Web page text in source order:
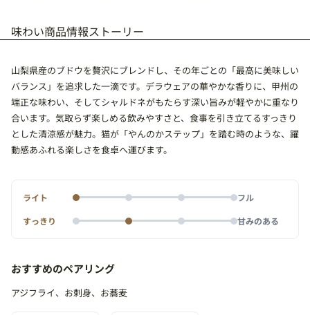
味わい商品情報ストーリー
山梨県産のブドウを贅沢にブレンドし、その年ごとの「最高に美味しい
バランス」を追求した一滴です。デラウェアの華やかな香りに、甲州の
端正な味わい、そしてシャルドネがもたらす深い旨みが軽やかに重なり
合います。気取らず楽しめる飲みやすさと、食事を引き立てるすっきり
とした清涼感が魅力。猫が「やんのかステップ」を踏む時のような、躍
動感あふれる楽しさを食卓へ運びます。
ライト
フル
すっきり
甘みのある
おすすめのペアリング
アジフライ、お刺身、お蕎麦